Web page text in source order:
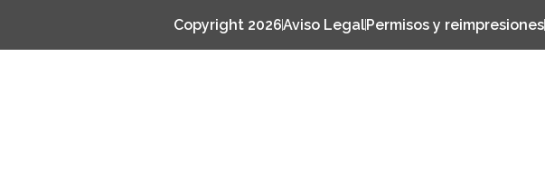
Copyright 2026Aviso LegalPermisos y reimpresiones